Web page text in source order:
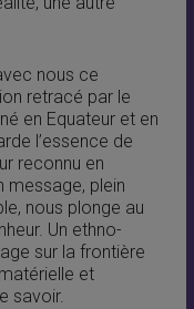
nous ce
retracé par le
en Equateur et en
l’essence de
reconnu en
message, plein
nous plonge au
Un ethno-
sur la frontière
et
savoir.